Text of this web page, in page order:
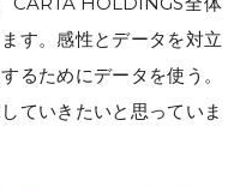
す。感性とデータを対立
るためにデータを使う。
ていきたいと思っていま